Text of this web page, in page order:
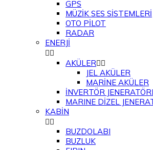
GPS
MÜZİK SES SİSTEMLERİ
OTO PİLOT
RADAR
ENERJİ

AKÜLER
JEL AKÜLER
MARİNE AKÜLER
İNVERTÖR
MARINE DİZEL
KABİN

BUZDOLABI
BUZLUK